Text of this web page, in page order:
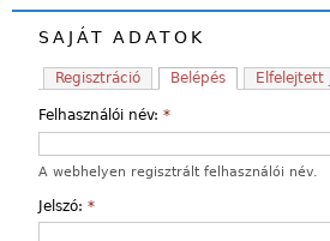
SAJÁT ADATOK
Regisztráció Belépés Elfelejtett
Felhasználói név: *
A webhelyen regisztrált felhasználói név.
Jelszó: *